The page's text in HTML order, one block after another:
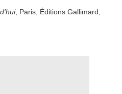
, Paris, Éditions Gallimard,